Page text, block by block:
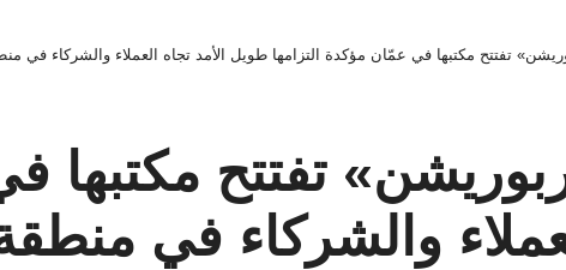
تفتتح مكتبها في عمّان مؤكدة التزامها طويل الأمد تجاه العملاء والشركاء في
تفتتح مكتبها
والشركاء في